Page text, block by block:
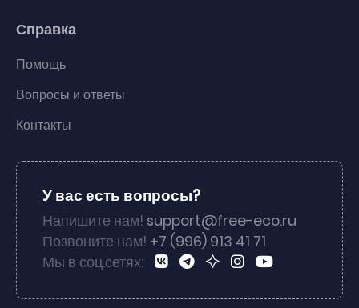
Справка
Помощь
Вопросы и ответы
Контакты
У вас есть вопросы?
Напишите нам! support@free-eco.ru
Позвоните нам! +7 (996) 913 41 71
Мы в соц.сетях: